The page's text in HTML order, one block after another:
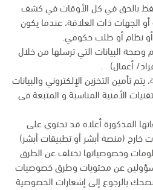
بالحق في كل الأوقات في كشف
الجهات ذات العلاقة، عندما يكون
أو نظام أو طلب حكومي.
البيانات التي ترسلها من خلال
أعمال) .
تأمين التخزين الإلكتروني والبيانات
الأمنية المناسبة و المتبعة فى
المذكورة أعلاه قد تحتوي على
خارج (منصة أبشر أو تطبيقات أبشر)
وخصوصياتها تختلف عن الطرق
عن محتويات وطرق خصوصيات
بالرجوع إلى إشعارات الخصوصية